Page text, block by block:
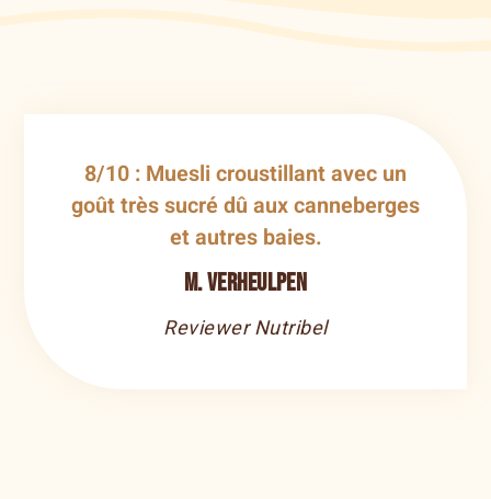
8/10 : Muesli croustillant avec un
goût très sucré dû aux canneberges
et autres baies.
M. Verheulpen
Reviewer Nutribel